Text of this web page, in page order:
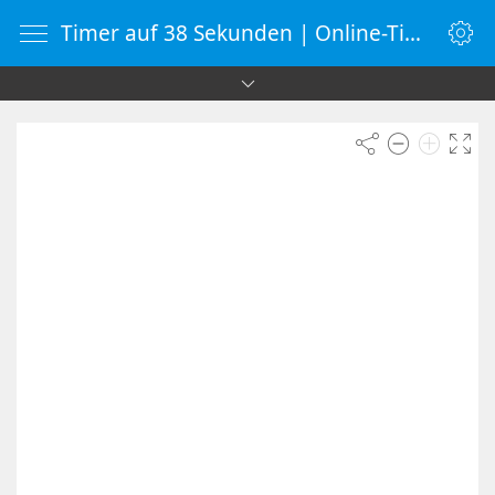
Timer auf 38 Sekunden | Online-Timer | Countdown